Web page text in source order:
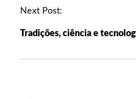
Next Post:
Tradições, ciência e